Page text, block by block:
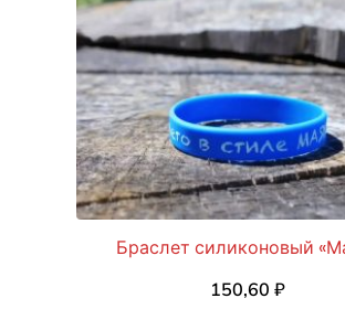
Браслет силиконовый
150,60 ₽